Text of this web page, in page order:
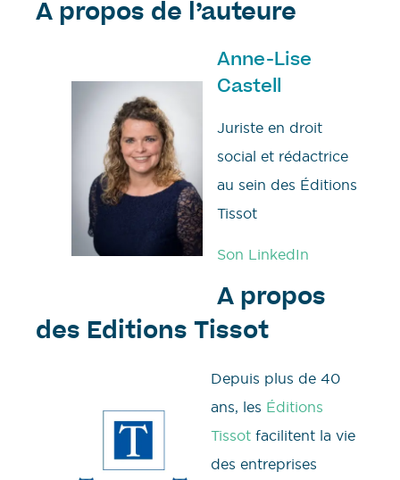
A propos de l’auteure
Anne-Lise
Castell
Juriste en droit
social et rédactrice
au sein des Éditions
Tissot
Son LinkedIn
A propos
des Editions Tissot
Depuis plus de 40
ans, les Éditions
Tissot facilitent la vie
des entreprises